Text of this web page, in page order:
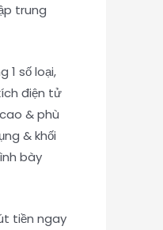
trung
1 số loại,
điện tử
& phù
& khối
bày
tiền ngay